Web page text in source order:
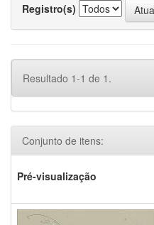
Registro(s)
Resultado 1-1 de 1.
Conjunto de itens:
Pré-visualização